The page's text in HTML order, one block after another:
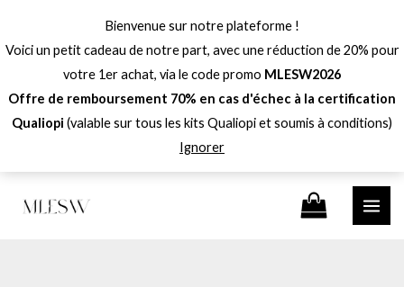
Bienvenue sur notre plateforme !
Voici un petit cadeau de notre part, avec une réduction de 20% pour
votre 1er achat, via le code promo MLESW2026
Offre de remboursement 70% en cas d'échec à la certification
Qualiopi (valable sur tous les kits Qualiopi et soumis à conditions)
Ignorer
contenu